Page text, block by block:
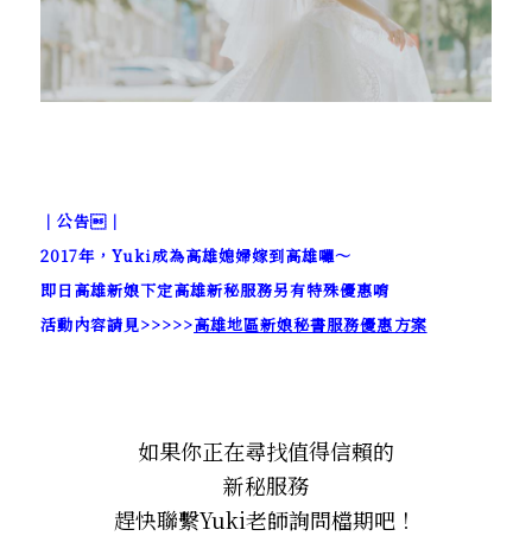
｜公告｜
2017年，Yuki成為高雄媳婦嫁到高雄囉～
即日高雄新娘下定高雄新秘服務另有特殊優惠唷
活動內容請見>>>>>高雄地區新娘秘書服務優惠方案
如果你正在尋找值得信賴的
新秘服務
趕快聯繫Yuki老師詢問檔期吧！